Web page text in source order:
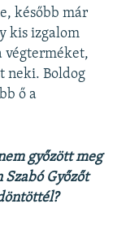
később már
kis izgalom
végterméket,
neki. Boldog
ő a
győzött meg
Győzőt